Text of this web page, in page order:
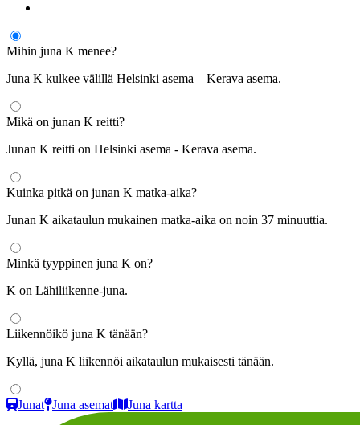
Mihin juna K menee?
Juna K kulkee välillä Helsinki asema – Kerava asema.
Mikä on junan K reitti?
Junan K reitti on Helsinki asema - Kerava asema.
Kuinka pitkä on junan K matka-aika?
Junan K aikataulun mukainen matka-aika on noin 37 minuuttia.
Minkä tyyppinen juna K on?
K on Lähiliikenne-juna.
Liikennöikö juna K tänään?
Kyllä, juna K liikennöi aikataulun mukaisesti tänään.
Junat Juna asemat Juna kartta